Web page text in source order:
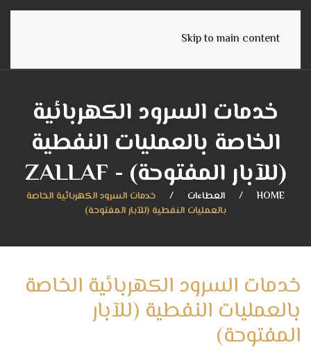
Skip to main content
خدمات السرود الكهربائية
الخاصة بالعمليات النفطية
(للآبار المفتوحة) - ZALLAF
HOME العطاءات
خدمات السرود الكهربائية الخاصة
بالعمليات النفطية (للآبار المفتوحة)
خدمات السرود الكهربائية الخاصة
بالعمليات النفطية (للآبار
المفتوحة)